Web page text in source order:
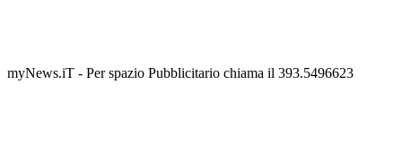
myNews.iT - Per spazio Pubblicitario chiama il 393.5496623